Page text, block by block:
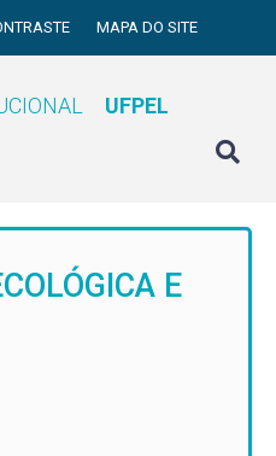
MAPA DO SITE
UFPEL
E